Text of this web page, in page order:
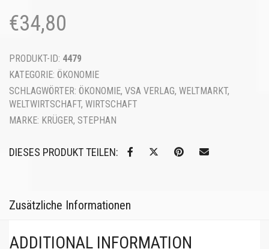
€34,80
PRODUKT-ID: 4479
KATEGORIE: ÖKONOMIE
SCHLAGWÖRTER: ÖKONOMIE, VSA VERLAG, WELTMARKT,
WELTWIRTSCHAFT, WIRTSCHAFT
MARKE: KRÜGER, STEPHAN
DIESES PRODUKT TEILEN:
Zusätzliche Informationen
ADDITIONAL INFORMATION